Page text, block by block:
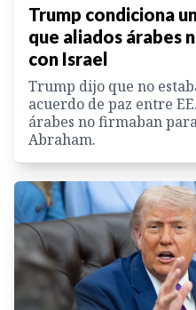
Trump condiciona
que aliados árabes
con Israel
Trump dijo que no
acuerdo de paz entre
árabes no firmaban
Abraham.